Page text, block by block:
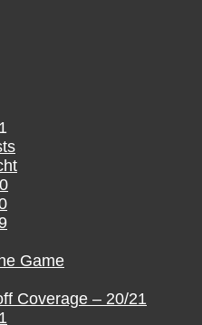
Game
Coverage – 20/21